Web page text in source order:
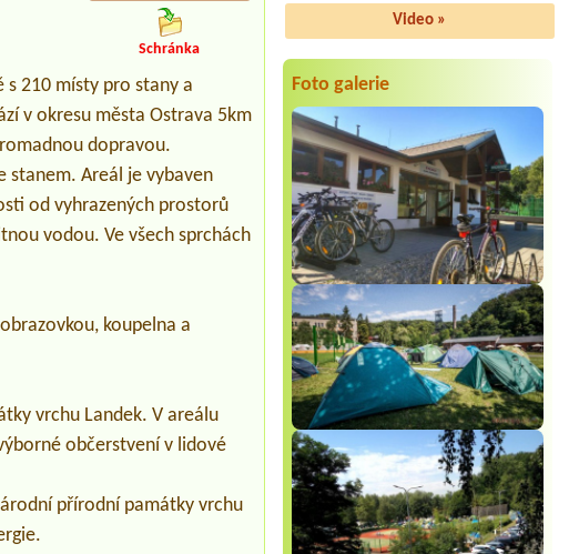
Termín od 2026-07-31 |
misto pro stan, 2 osoby a autp
1 místo obytná dodávka
Termín od 2026-08-05 |Autokemp
Kristýna Jiránek
4B Bungalow, 1 Person + 2 Kinder
Termín od 2026-08-09 |Kemp Obora
Veltrusy
4l chatka
Termín od 2026-08-01 |
Minikemp
Harta
Auto s autostanem
Video »
Foto galerie
Schránka
210 místy pro stany a
v okresu města Ostrava 5km
dopravou.
stanem. Areál je vybaven
od vyhrazených prostorů
vodou. Ve všech sprchách
koupelna a
vrchu Landek. V areálu
občerstvení v lidové
přírodní památky vrchu